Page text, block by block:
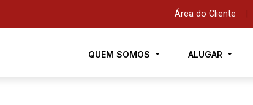
Área do Cliente
QUEM SOMOS ALUGAR